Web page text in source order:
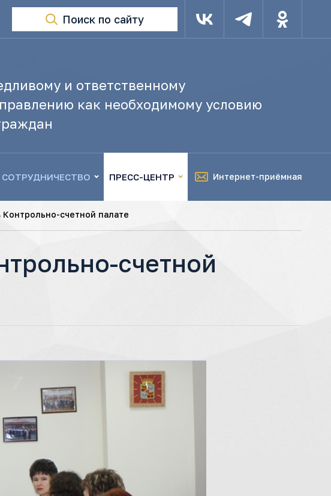
Поиск по сайту
и ответственному
как необходимому условию
СОТРУДНИЧЕСТВО ПРЕСС-ЦЕНТР Интернет-приёмная
счетной палате
счетной